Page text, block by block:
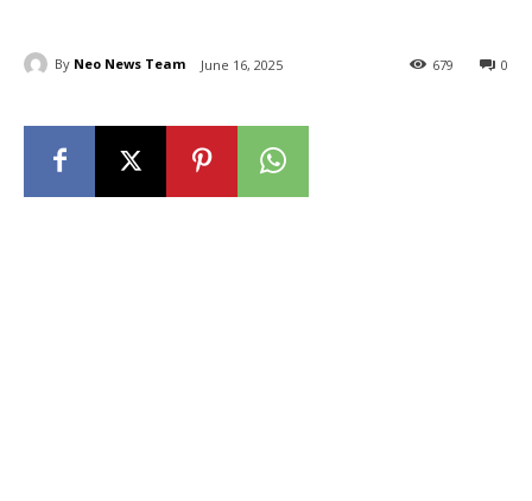
By Neo News Team June 16, 2025 0
679